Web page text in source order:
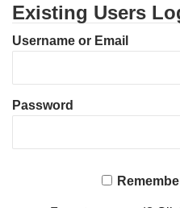
Existing Users
Username or Email
Password